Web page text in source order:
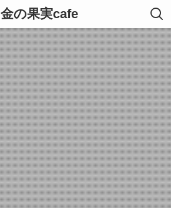
金の果実cafe